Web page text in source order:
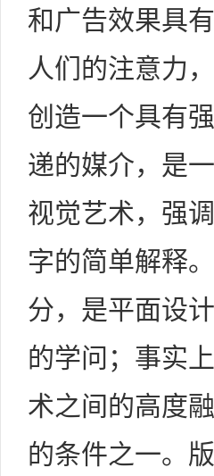
和广告效果具
人们的注意力
创造一个具有
递的媒介，是
视觉艺术，强
字的简单解释
分，是平面设
的学问；事实
术之间的高度
的条件之一。